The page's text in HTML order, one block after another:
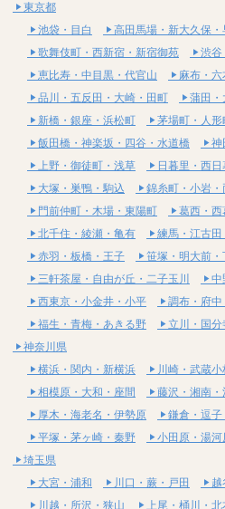
東京都
池袋・目白
高田馬場・新大久保・
歌舞伎町・西新宿・新宿御苑
渋谷
恵比寿・中目黒・代官山
麻布・六
品川・五反田・大崎・田町
蒲田・
新橋・銀座・浜松町
茅場町・人形
飯田橋・神楽坂・四谷・水道橋
神
上野・御徒町・浅草
日暮里・西
大塚・巣鴨・駒込
錦糸町・小岩・
門前仲町・木場・東陽町
葛西・西
北千住・綾瀬・亀有
練馬・江古田
赤羽・板橋・王子
笹塚・明大前・
三軒茶屋・自由が丘・二子玉川
中
西東京・小金井・小平
調布・府中
福生・青梅・あきる野
立川・国
神奈川県
横浜・関内・新横浜
川崎・武蔵小
相模原・大和・座間
藤沢・湘南・
厚木・海老名・伊勢原
鎌倉・逗子
平塚・茅ヶ崎・秦野
小田原・湯河
埼玉県
大宮・浦和
川口・蕨・戸田
越
川越・所沢・狭山
上尾・桶川・北